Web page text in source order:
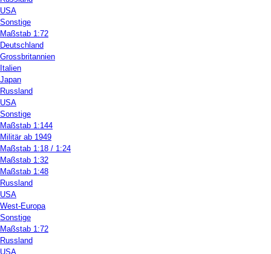
USA
Sonstige
Maßstab 1:72
Deutschland
Grossbritannien
Italien
Japan
Russland
USA
Sonstige
Maßstab 1:144
Militär ab 1949
Maßstab 1:18 / 1:24
Maßstab 1:32
Maßstab 1:48
Russland
USA
West-Europa
Sonstige
Maßstab 1:72
Russland
USA